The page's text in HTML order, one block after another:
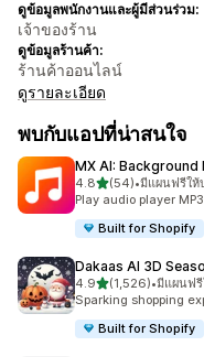
ดูข้อมูลพนักงานและผู้มีส่วนร่วม:
เจ้าของร้าน
ดูข้อมูลร้านค้า:
ร้านค้าออนไลน์
ดูรายละเอียด
พบกับแอปที่น่าสนใจ
MX AI: Background
4.8เต็ม 5 ดาว
(54)
ทั้งหมด 54 รีวิว
•มีแผนฟรีให้
Play audio player
Built for Shopify
Dakaas AI 3D
4.9เต็ม 5 ดาว
(1,526)
ทั้งหมด 1526 รีวิว
•มีแผนฟรี
Sparking shopping
Built for Shopify